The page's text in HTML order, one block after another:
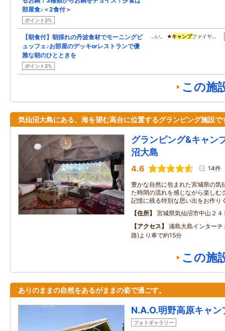
部屋食♪＜2食付＞
ポイント2%
【朝食付】朝採れの丹波食材でモーニングビ
ュッフェ♪お部屋のデッキorレストランで優
雅な朝のひとときを
ポイント2%
…い。 ★キャンプファイヤ…
この施
気仙沼大島にある、海を望む高台に位置するグランピング施設で
グランピング&キャン
沼大島
4.6 14件
豊かな自然に包まれた宮城県の気
た時間の流れを感じながら楽しむ
記憶に残る特別な思い出をお作り
住所
宮城県気仙沼市中山２４
アクセス
浦島大島インター
路)より車で約15分
この施
ありのままの自然をあるがままの姿で過ごす。
N.A.O.明野高原キャン
フォトギャラリー